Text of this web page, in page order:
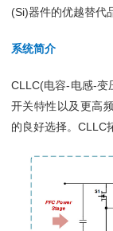
(Si)器件的优越替代
系统简介
CLLC(电容-电感-变
开关特性以及更高
的良好选择。CLLC